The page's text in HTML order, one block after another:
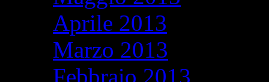
Aprile 2013
Marzo 2013
Febbraio 2013